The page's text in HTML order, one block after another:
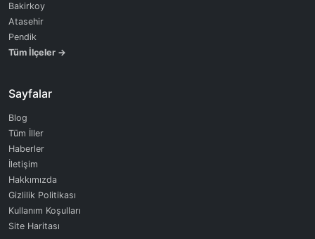
Bakirkoy
Atasehir
Pendik
Tüm İlçeler →
Sayfalar
Blog
Tüm İller
Haberler
İletişim
Hakkımızda
Gizlilik Politikası
Kullanım Koşulları
Site Haritası